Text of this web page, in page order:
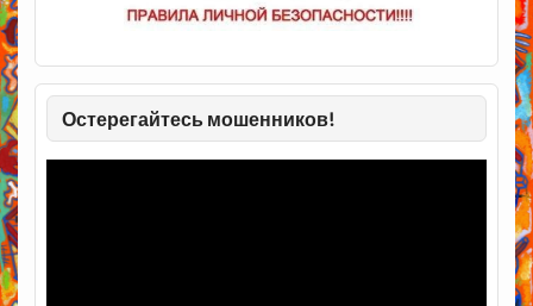
Остерегайтесь мошенников!